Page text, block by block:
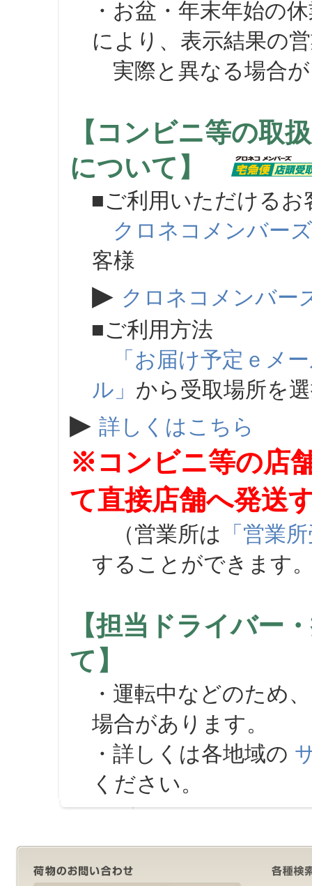
・お盆・年末年始の
により、表示結果の
実際と異なる場合が
【コンビニ等の取
について】
■ご利用いただけるお
クロネコメンバーズ
客様
▶ クロネコメンバー
■ご利用方法
「お届け予定ｅメ
ル」 から受取場所を
▶ 詳しくはこちら
※コンビニ等の店
て直接店舗へ発送
（営業所は 「営業
することができます
【担当ドライバー
て】
・運転中などのため
場合があります。
・詳しくは各地域の
ください。